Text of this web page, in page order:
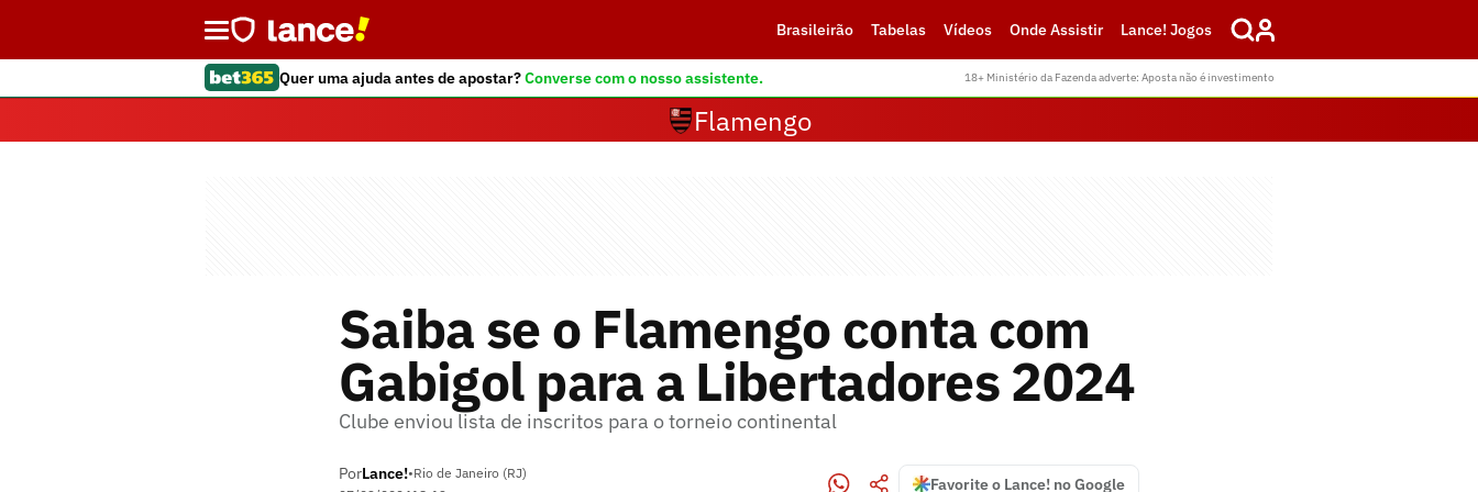
Brasileirão Tabelas Vídeos Onde Assistir Lance! Jogos
Quer uma ajuda antes de apostar?Converse com o nosso assistente. 18+ Ministério da Fazenda adverte: Aposta não é investimento
Flamengo
Saiba se o Flamengo conta com
Gabigol para a Libertadores 2024
Clube enviou lista de inscritos para o torneio continental
PorLance!•Rio de Janeiro (RJ)
Favorite o Lance! no Google